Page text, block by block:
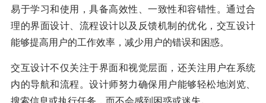
易于学习和使用，具备高效性、一致性和容错性。通过合
理的界面设计、流程设计以及反馈机制的优化，交互设计
能够提高用户的工作效率，减少用户的错误和困惑。
交互设计不仅关注于界面和视觉层面，还关注用户在系统
内的导航和流程。设计师努力确保用户能够轻松地浏览、
搜索信息或执行任务，而不会感到困惑或迷失。